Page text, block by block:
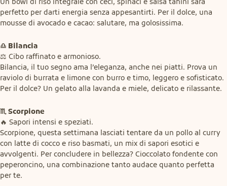
perfetto per darti energia senza appesantirti. Per il dolce, una
mousse di avocado e cacao: salutare, ma golosissima.
♎ Bilancia
⚖️ Cibo raffinato e armonioso.
Bilancia, il tuo segno ama l’eleganza, anche nei piatti. Prova un
raviolo di burrata e limone con burro e timo, leggero e sofisticato.
Per il dolce? Un gelato alla lavanda e miele, delicato e rilassante.
♏ Scorpione
🔥 Sapori intensi e speziati.
Scorpione, questa settimana lasciati tentare da un pollo al curry
con latte di cocco e riso basmati, un mix di sapori esotici e
avvolgenti. Per concludere in bellezza? Cioccolato fondente con
peperoncino, una combinazione tanto audace quanto perfetta
per te.